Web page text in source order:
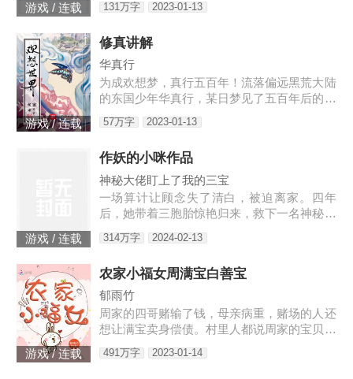
游戏 / 连载
的小丑可以代替主人学习锻炼，而且效果翻倍
131万字 2023-01-13
游戏 / 连载
修真讲解
华真行
为成欢想梦，真行五百年！流落偏远黑荒大陆
的东国少年华真行，某日梦见了五百年后的世
界。在那个世界上，很多国度与部族甚至已消
失于历史长河，而古老的东国迎来了强大的新
57万字 2023-01-13
游戏 / 连载
作妖的小咪作品
神秘大佬盯上了我的三宝
一场算计让顾念失了清白，被迫离家。四年
后，她带着三胞胎惊艳归来，救下一名神秘男
她求负责。“你救了我，我以身相许。”三胞胎
鉴定，“乖，我是你们的亲爹。”顾念抚额，带
着三胞胎就跑路……外界传闻，商界霸主陆寒
沉被一个单亲妈妈缠上了，坐等顾念被甩。殊
不知霸总每晚都在哄：“乖，都怀上二胎...
314万字 2024-02-13
游戏 / 连载
农家小福女周满宝白善宝
郁雨竹
周家的四哥赌输了钱，母亲病重，赌场的人还
想让满宝卖身偿债。村里人都说周家的宝贝疙
瘩好日子到头了，老娘也握着满宝的小手哭唧
唧。满宝却手握系统，带着兄弟嫂子们开荒，
491万字 2023-01-14